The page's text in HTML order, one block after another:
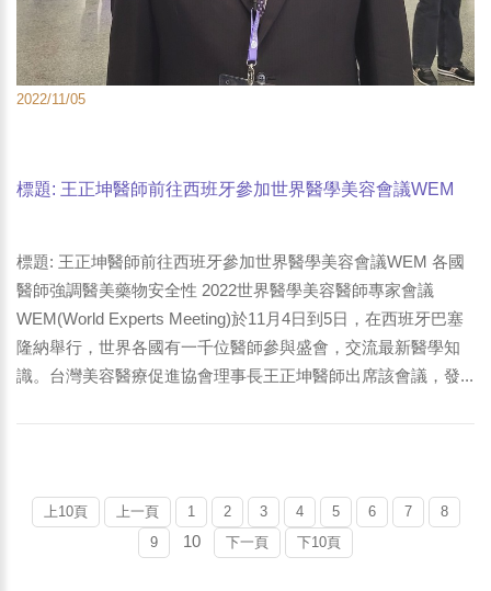
2022/11/05
標題: 王正坤醫師前往西班牙參加世界醫學美容會議WEM
標題: 王正坤醫師前往西班牙參加世界醫學美容會議WEM 各國
醫師強調醫美藥物安全性 2022世界醫學美容醫師專家會議
WEM(World Experts Meeting)於11月4日到5日，在西班牙巴塞
隆納舉行，世界各國有一千位醫師參與盛會，交流最新醫學知
識。台灣美容醫療促進協會理事長王正坤醫師出席該會議，發...
上10頁 上一頁 1 2 3 4 5 6 7
8
9
10 下一頁 下10頁